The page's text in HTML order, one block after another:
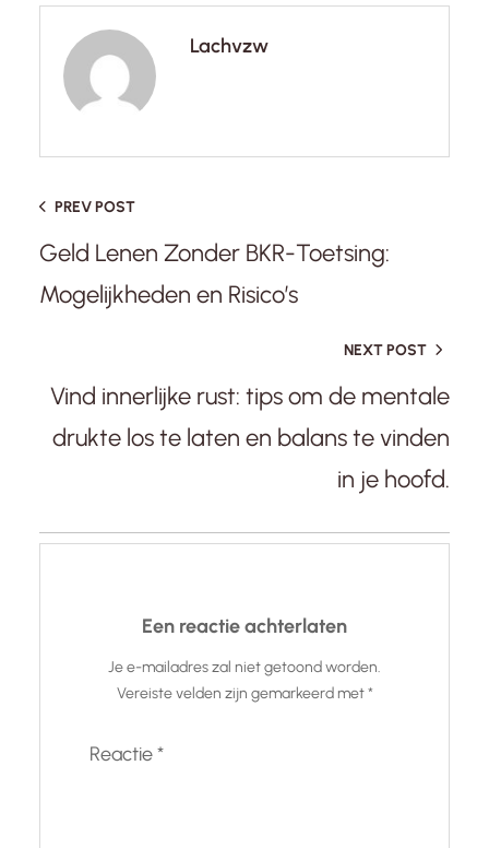
Lachvzw
PREV POST
Geld Lenen Zonder BKR-Toetsing:
Mogelijkheden en Risico’s
NEXT POST
Vind innerlijke rust: tips om de mentale
drukte los te laten en balans te vinden
in je hoofd.
Een reactie achterlaten
Je e-mailadres zal niet getoond worden.
Vereiste velden zijn gemarkeerd met*
Reactie*